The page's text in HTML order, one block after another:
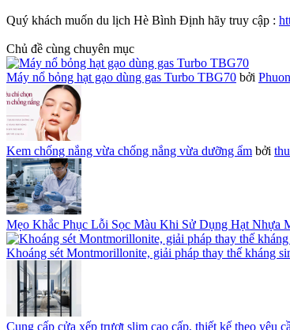
Quý khách muốn du lịch Hè Bình Định hãy truy cập :
Chủ đề cùng chuyên mục
Máy nổ bỏng hạt gạo dùng gas Turbo TBG70 bởi
Kem chống nắng vừa chống nắng vừa dưỡng ẩm bởi
Mẹo Khắc Phục Lỗi Sọc Màu Khi Sử Dụng Hạt Nhựa
Khoáng sét Montmorillonite, giải pháp thay thế kháng
Cung cấp cửa xếp trượt slim cao cấp, thiết kế theo yêu